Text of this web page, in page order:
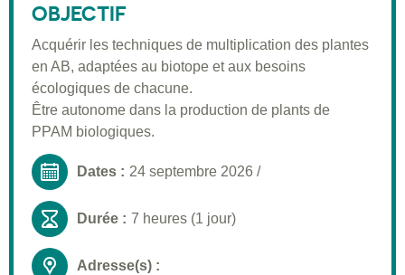
Pré-requis
Validation
Moyens pédagogiques
Informations pratiques
OBJECTIF
Acquérir les techniques de multiplication des plantes
en AB, adaptées au biotope et aux besoins
écologiques de chacune.
Être autonome dans la production de plants de
PPAM biologiques.
Dates : 24 septembre 2026 /
Durée : 7 heures (1 jour)
Adresse(s) :